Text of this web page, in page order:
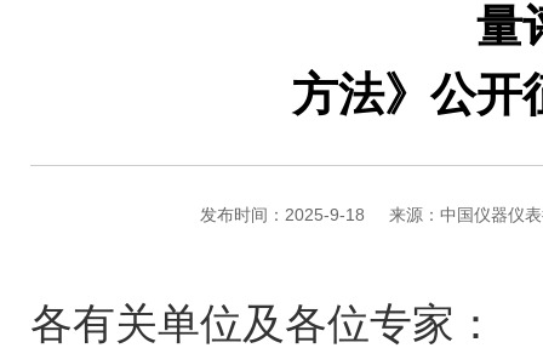
量
方法》公开
发布时间：2025-9-18 来源：中国仪器仪
各有关单位及各位专家：